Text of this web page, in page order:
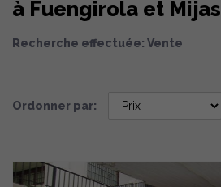
à Fuengirola et Mijas
Recherche effectuée: Vente
Ordonner par: